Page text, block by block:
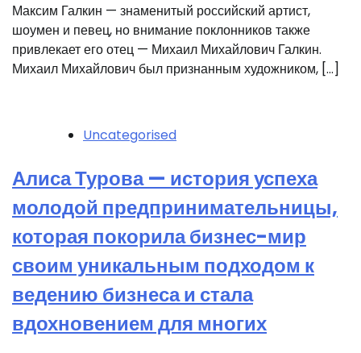
Максим Галкин — знаменитый российский артист,
шоумен и певец, но внимание поклонников также
привлекает его отец — Михаил Михайлович Галкин.
Михаил Михайлович был признанным художником, […]
Uncategorised
Алиса Турова — история успеха
молодой предпринимательницы,
которая покорила бизнес-мир
своим уникальным подходом к
ведению бизнеса и стала
вдохновением для многих